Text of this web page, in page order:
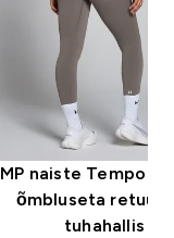
MP naiste Tempo
õmbluseta
tuhahallis